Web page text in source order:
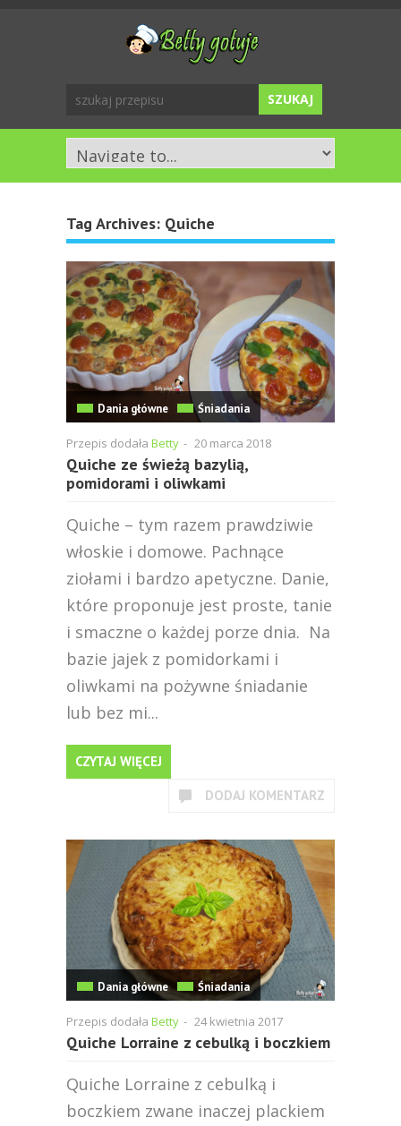
Tag Archives: Quiche
Dania główne Śniadania
Przepis dodała Betty - 20 marca 2018
Quiche ze świeżą bazylią,
pomidorami i oliwkami
Quiche – tym razem prawdziwie
włoskie i domowe. Pachnące
ziołami i bardzo apetyczne. Danie,
które proponuje jest proste, tanie
i smaczne o każdej porze dnia. Na
bazie jajek z pomidorkami i
oliwkami na pożywne śniadanie
lub bez mi...
CZYTAJ WIĘCEJ
DODAJ KOMENTARZ
Dania główne Śniadania
Przepis dodała Betty - 24 kwietnia 2017
Quiche Lorraine z cebulką i boczkiem
Quiche Lorraine z cebulką i
boczkiem zwane inaczej plackiem